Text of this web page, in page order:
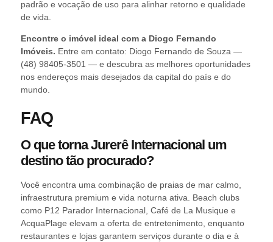
padrão e vocação de uso para alinhar retorno e qualidade
de vida.
Encontre o imóvel ideal com a Diogo Fernando
Imóveis. Entre em contato: Diogo Fernando de Souza —
(48) 98405-3501 — e descubra as melhores oportunidades
nos endereços mais desejados da capital do país e do
mundo.
FAQ
O que torna Jurerê Internacional um
destino tão procurado?
Você encontra uma combinação de praias de mar calmo,
infraestrutura premium e vida noturna ativa. Beach clubs
como P12 Parador Internacional, Café de La Musique e
AcquaPlage elevam a oferta de entretenimento, enquanto
restaurantes e lojas garantem serviços durante o dia e à